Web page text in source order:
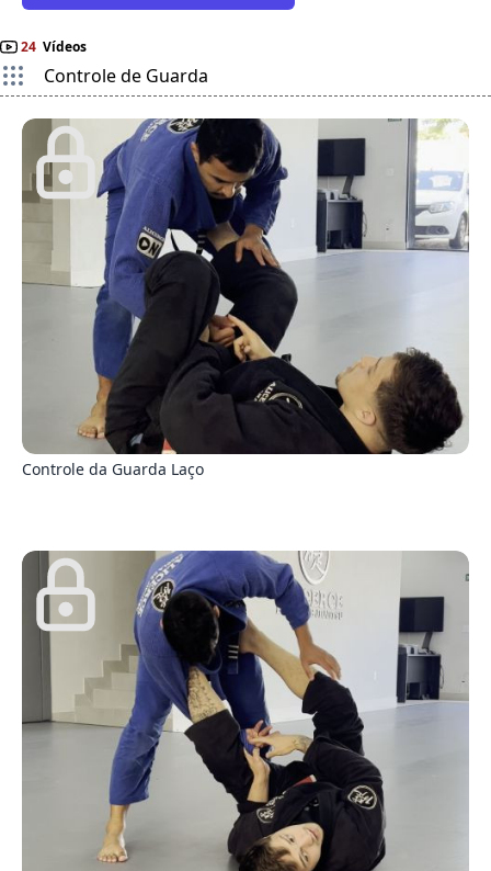
24 Vídeos
Controle de Guarda
Controle da Guarda Laço